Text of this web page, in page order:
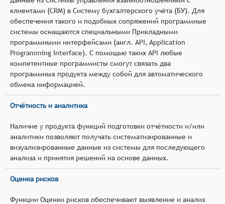
клиентами (CRM) в Систему бухгалтерского учёта (БУ). Для
обеспечения такого и подобных сопряжений программные
системы оснащаются специальными Прикладными
программными интерфейсами (англ. API, Application
Programming Interface). С помощью таких API любые
компетентные программисты смогут связать два
программных продукта между собой для автоматического
обмена информацией.
Отчётность и аналитика
Наличие у продукта функций подготовки отчётности и/или
аналитики позволяют получать систематизированные и
визуализированные данные из системы для последующего
анализа и принятия решений на основе данных.
Оценка рисков
Функции Оценки рисков обеспечивают выявление и анализ